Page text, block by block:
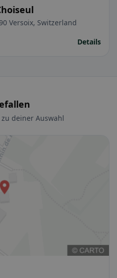
Versoix, Switzerland
Details
deiner Auswahl